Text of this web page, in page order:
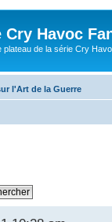
Cry Havoc
plateau de la série Cry
l'Art de la Guerre